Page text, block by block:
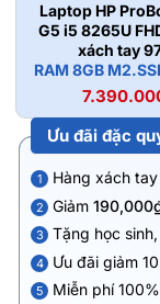
Laptop HP
G5 i5 8265U
xách tay
RAM 8GB
Ưu đãi đặc
1 Hàng xách
2 Giảm
3 Tặng học
4 Ưu đãi giảm
5 Miễn phí